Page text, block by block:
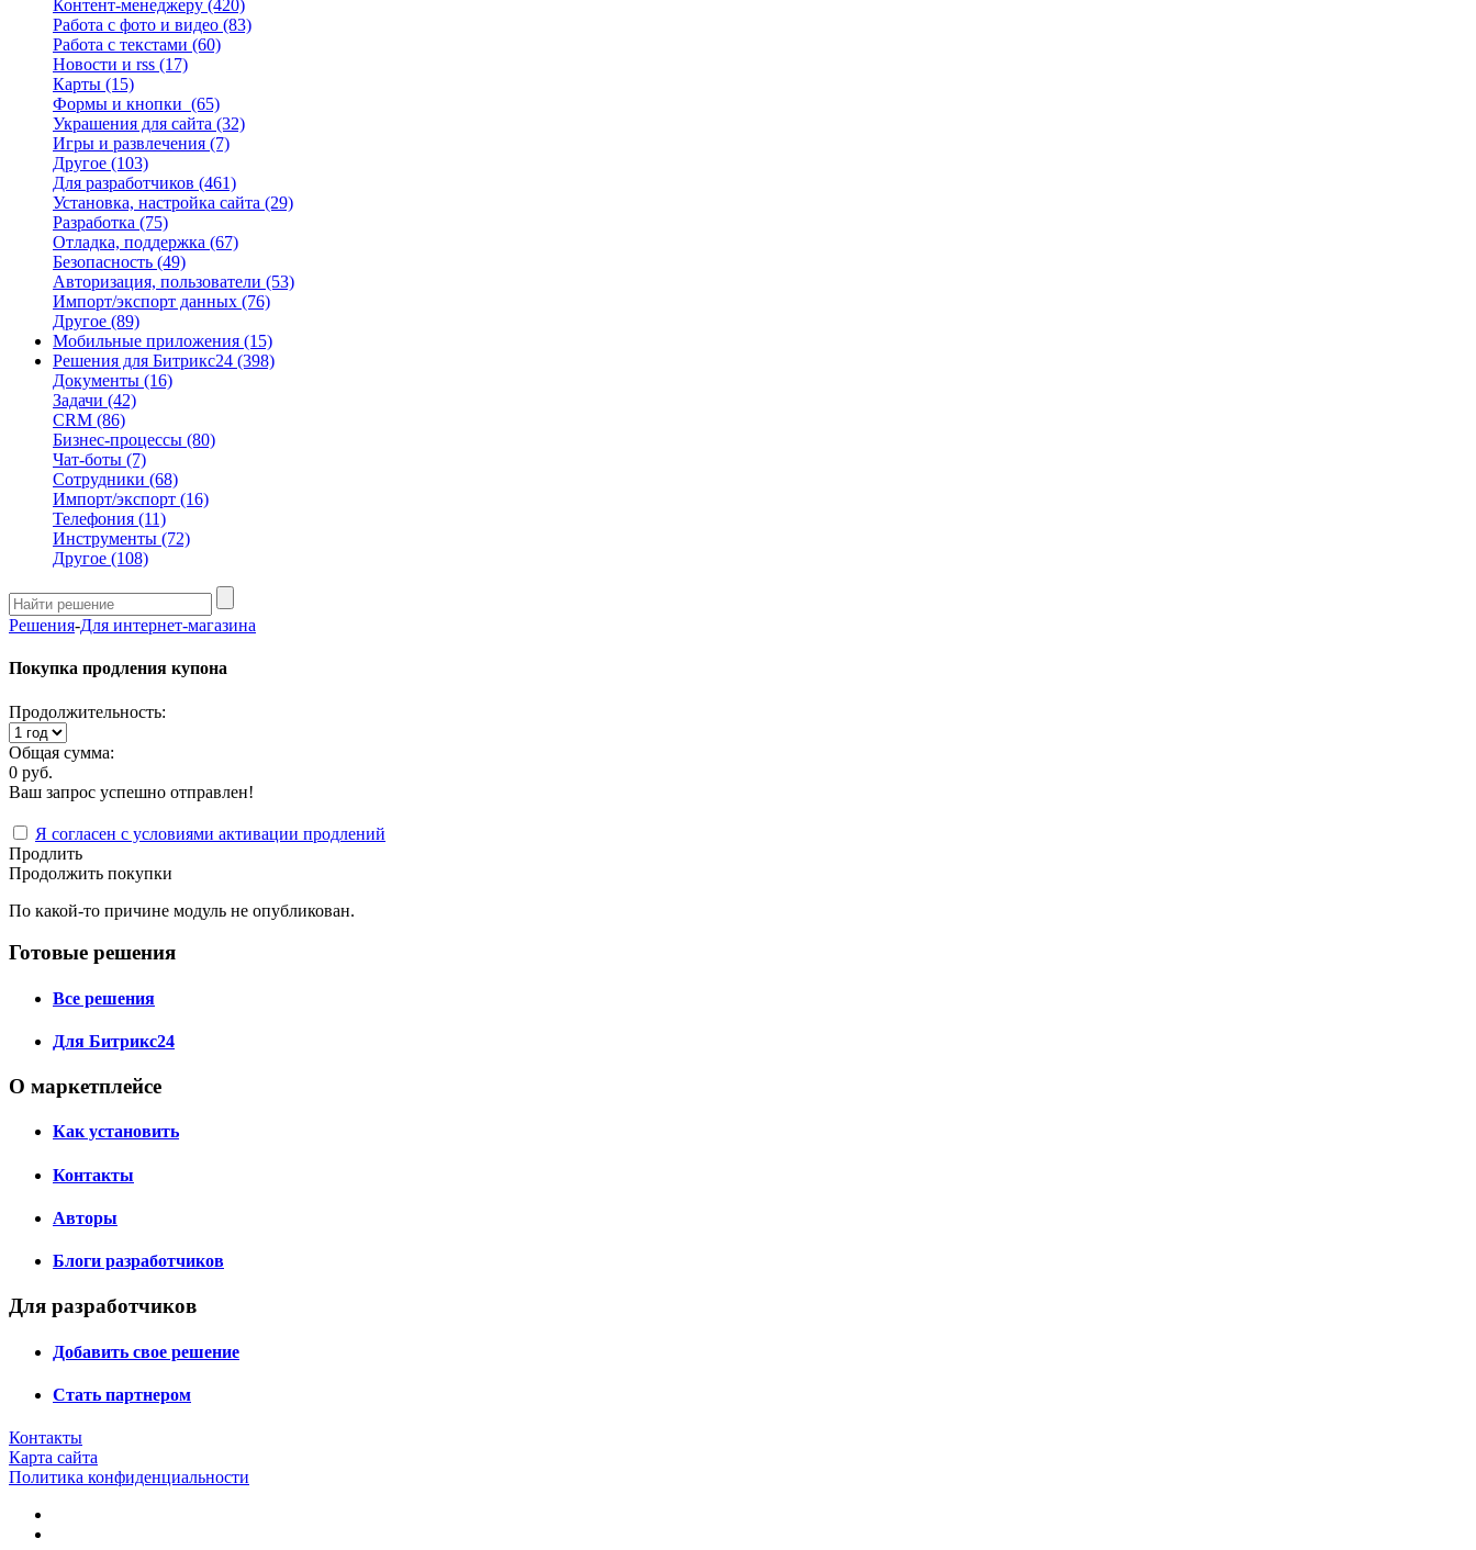
Контент-менеджеру (420)
Работа с фото и видео (83)
Работа с текстами (60)
Новости и rss (17)
Карты (15)
Формы и кнопки (65)
Украшения для сайта (32)
Игры и развлечения (7)
Другое (103)
Для разработчиков (461)
Установка, настройка сайта (29)
Разработка (75)
Отладка, поддержка (67)
Безопасность (49)
Авторизация, пользователи (53)
Импорт/экспорт данных (76)
Другое (89)
Мобильные приложения (15)
Решения для Битрикс24 (398)
Документы (16)
Задачи (42)
CRM (86)
Бизнес-процессы (80)
Чат-боты (7)
Сотрудники (68)
Импорт/экспорт (16)
Телефония (11)
Инструменты (72)
Другое (108)
Решения-Для интернет-магазина
Покупка продления купона
Продолжительность:
Общая сумма:
0 руб.
Ваш запрос успешно отправлен!
Я согласен с условиями активации продлений
Продлить
Продолжить покупки
По какой-то причине модуль не опубликован.
Готовые решения
Все решения
Для Битрикс24
О маркетплейсе
Как установить
Контакты
Авторы
Блоги разработчиков
Для разработчиков
Добавить свое решение
Стать партнером
Контакты
Карта сайта
Политика конфиденциальности